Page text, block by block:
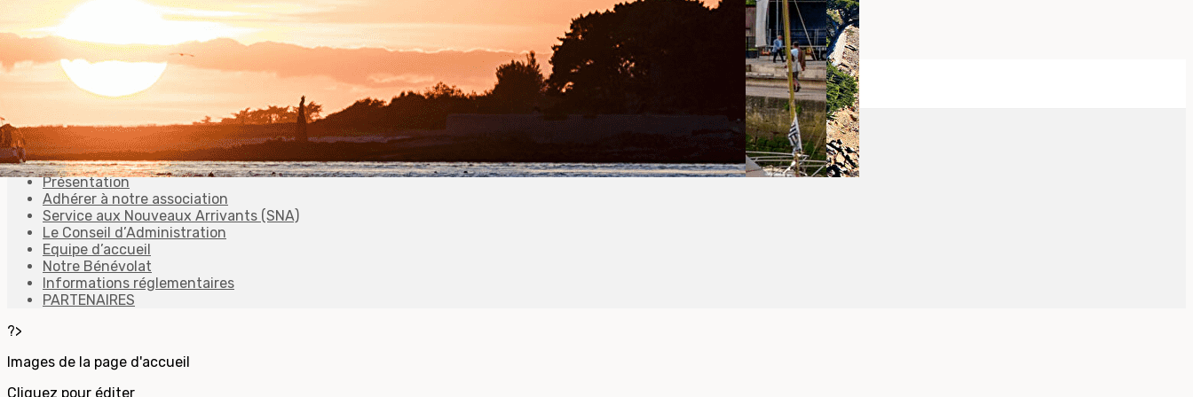
Exporter les lignes sélectionnées
Exporter toutes les colonnes
Exporter uniquement les colonnes affichées
Menu
<
>
Accueil
Présentation
Adhérer à notre association
Service aux Nouveaux Arrivants (SNA)
Le Conseil d’Administration
Equipe d’accueil
Notre Bénévolat
Informations réglementaires
PARTENAIRES
?>
Images de la page d'accueil
Cliquez pour éditer